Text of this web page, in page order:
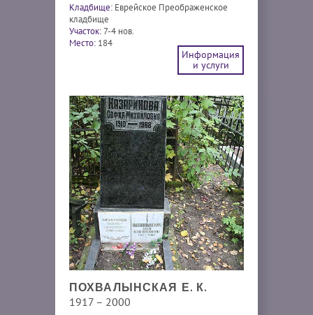
Кладбище: Еврейское Преображенское
кладбище
Участок:7-4 нов.
Место: 184
Информация
и услуги
ПОХВАЛЫНСКАЯ Е. К.
1917 – 2000